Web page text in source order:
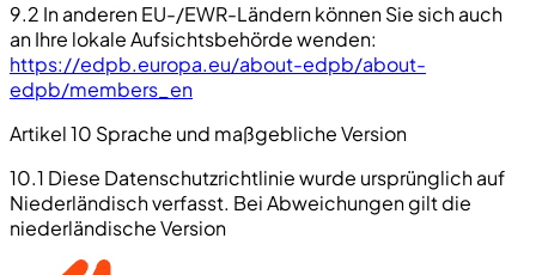
9.2 In anderen EU-/EWR-Ländern können Sie sich auch
an Ihre lokale Aufsichtsbehörde wenden:
https://edpb.europa.eu/about-edpb/about-
edpb/members_en
Artikel 10 Sprache und maßgebliche Version
10.1 Diese Datenschutzrichtlinie wurde ursprünglich auf
Niederländisch verfasst. Bei Abweichungen gilt die
niederländische Version